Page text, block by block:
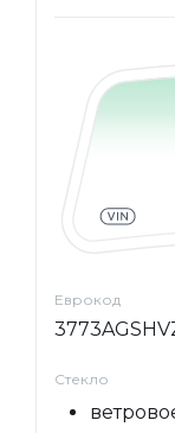
Еврокод
Стекло